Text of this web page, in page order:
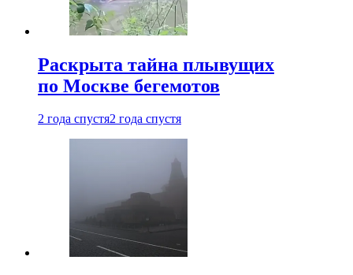
Раскрыта тайна плывущих
по Москве бегемотов
2 года спустя2 года спустя